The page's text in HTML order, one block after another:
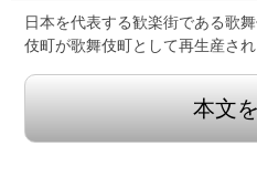
日本を代表する歓楽街である歌
伎町が歌舞伎町として再生産さ
本文